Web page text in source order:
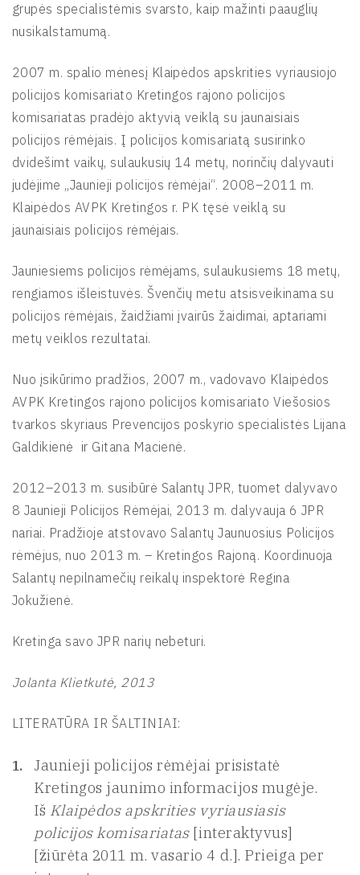
grupės specialistėmis svarsto, kaip mažinti paauglių
nusikalstamumą.
2007 m. spalio mėnesį Klaipėdos apskrities vyriausiojo
policijos komisariato Kretingos rajono policijos
komisariatas pradėjo aktyvią veiklą su jaunaisiais
policijos rėmėjais. Į policijos komisariatą susirinko
dvidešimt vaikų, sulaukusių 14 metų, norinčių dalyvauti
judėjime „Jaunieji policijos rėmėjai“. 2008–2011 m.
Klaipėdos AVPK Kretingos r. PK tęsė veiklą su
jaunaisiais policijos rėmėjais.
Jauniesiems policijos rėmėjams, sulaukusiems 18 metų,
rengiamos išleistuvės. Švenčių metu atsisveikinama su
policijos rėmėjais, žaidžiami įvairūs žaidimai, aptariami
metų veiklos rezultatai.
Nuo įsikūrimo pradžios, 2007 m., vadovavo Klaipėdos
AVPK Kretingos rajono policijos komisariato Viešosios
tvarkos skyriaus Prevencijos poskyrio specialistės Lijana
Galdikienė ir Gitana Macienė.
2012–2013 m. susibūrė Salantų JPR, tuomet dalyvavo
8 Jaunieji Policijos Rėmėjai, 2013 m. dalyvauja 6 JPR
nariai. Pradžioje atstovavo Salantų Jaunuosius Policijos
rėmėjus, nuo 2013 m. – Kretingos Rajoną. Koordinuoja
Salantų nepilnamečių reikalų inspektorė Regina
Jokužienė.
Kretinga savo JPR narių nebeturi.
Jolanta Klietkutė, 2013
LITERATŪRA IR ŠALTINIAI:
Jaunieji policijos rėmėjai prisistatė
Kretingos jaunimo informacijos mugėje.
Iš Klaipėdos apskrities vyriausiasis
policijos komisariatas[interaktyvus]
[žiūrėta 2011 m. vasario 4 d.]. Prieiga per